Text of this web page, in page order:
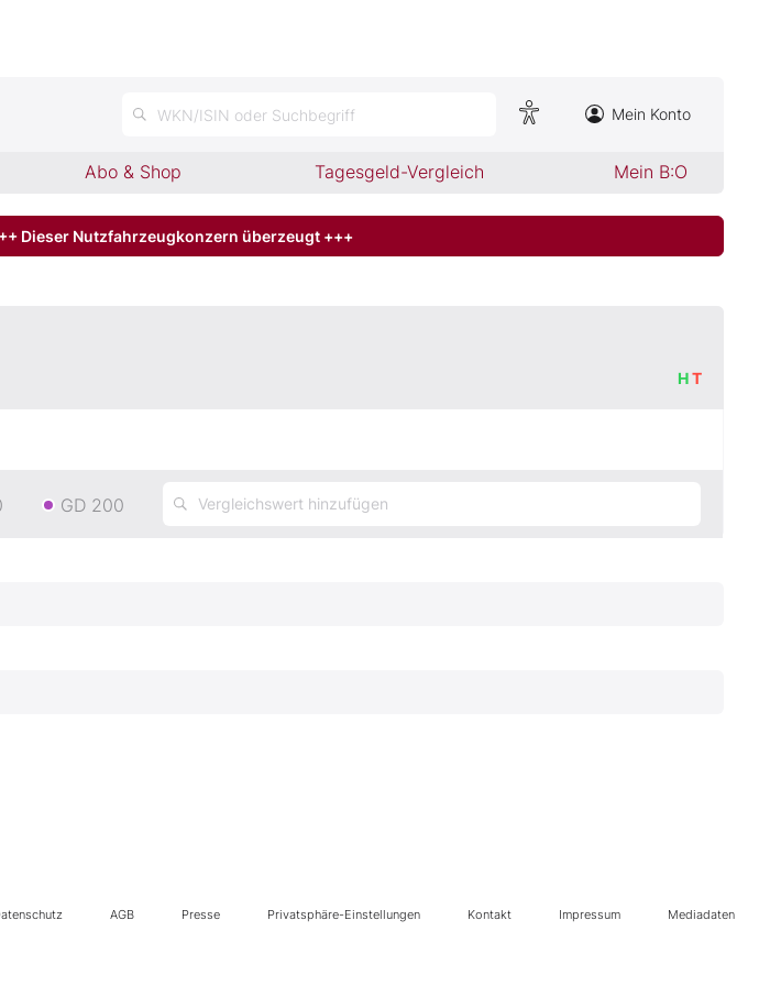
WKN/ISIN oder Suchbegriff Mein Konto
Abo & Shop Tagesgeld-Vergleich Mein B:O
Dieser Nutzfahrzeugkonzern überzeugt +++
HT
GD 200
AGB Presse Privatsphäre-Einstellungen Kontakt Impressum Mediadaten